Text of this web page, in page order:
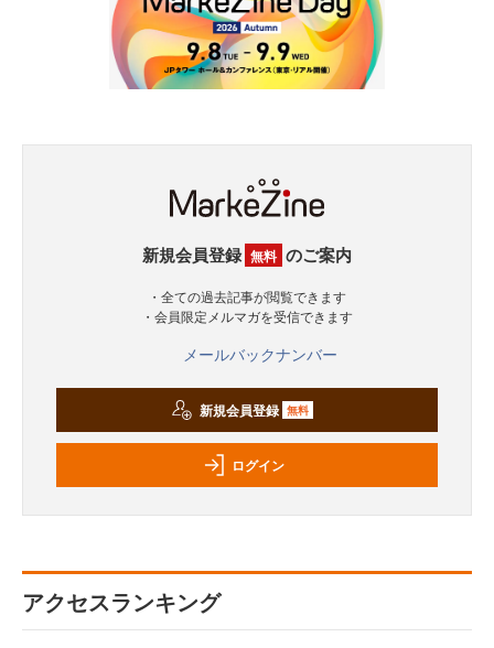
新規会員登録 無料 のご案内
・全ての過去記事が閲覧できます
・会員限定メルマガを受信できます
メールバックナンバー
新規会員登録 無料
ログイン
アクセスランキング